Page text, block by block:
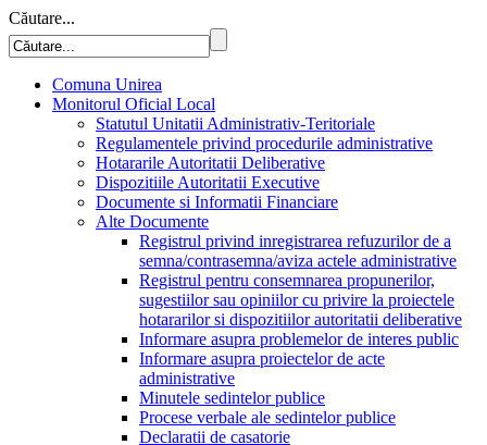
Căutare...
Comuna Unirea
Monitorul Oficial Local
Statutul Unitatii Administrativ-Teritoriale
Regulamentele privind procedurile administrative
Hotararile Autoritatii Deliberative
Dispozitiile Autoritatii Executive
Documente si Informatii Financiare
Alte Documente
Registrul privind inregistrarea refuzurilor de a
semna/contrasemna/aviza actele administrative
Registrul pentru consemnarea propunerilor,
sugestiilor sau opiniilor cu privire la proiectele
hotararilor si dispozitiilor autoritatii deliberative
Informare asupra problemelor de interes public
Informare asupra proiectelor de acte
administrative
Minutele sedintelor publice
Procese verbale ale sedintelor publice
Declaratii de casatorie